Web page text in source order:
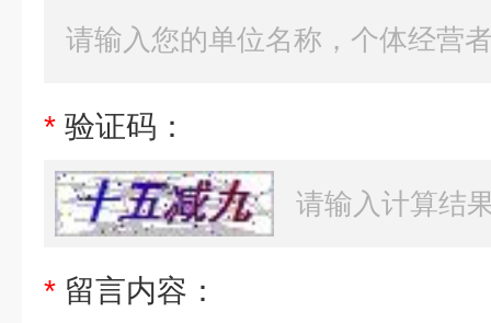
* 验证码：
* 留言内容：